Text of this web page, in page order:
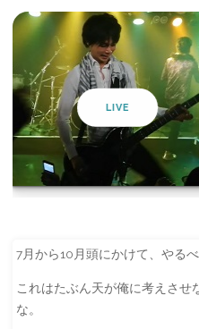
7月から10月頭にかけて、やる
これはたぶん天が俺に考えさせ
な。